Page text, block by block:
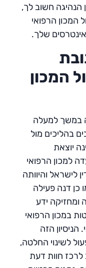
הנהיגה חשוב לך,
המכון הרפואי
שלך.
המכון
במשך למעלה
בהליכים מול
יוצאת
למכון הרפואי
לישראל והיוותה
כן דנה פעילה
ומחזיקה ידע
במכון הרפואי
הניסיון הזה
לשינוי החלטה,
לרכז חוות דעת